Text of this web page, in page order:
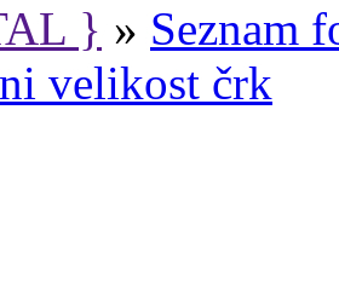
} » Seznam
velikost črk